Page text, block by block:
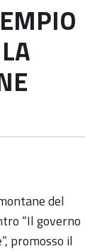
del
“Il governo
promosso il